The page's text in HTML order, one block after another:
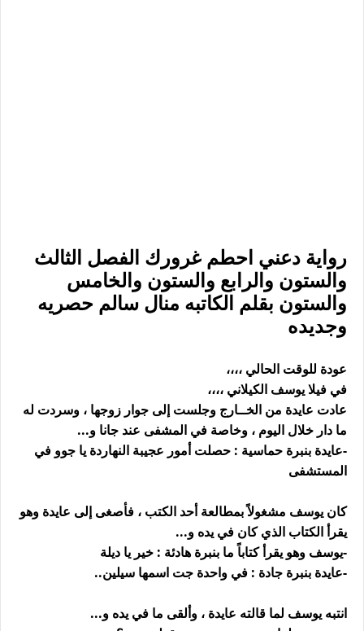
رواية دعني احطم غرورك الفصل الثالث
والستون والرابع والستون والخامس
والستون بقلم الكاتبه منال سالم حصريه
وجديده
عودة للوقت الحالي ،،،،
في فيلا يوسف الكيلاني ،،،،
عادت عايدة من الخــارج وجلست إلى جوار زوجها ، وسردت له
ما دار خلال اليوم ، وخاصة في المشفى عند جانا و...
-عايدة بنبرة حماسية : حصلت أمور عجيبة النهاردة يا جوو في
المستشفى
كان يوسف مشغولاً بمطالعة أحد الكتب ، فأصغى إلى عايدة وهو
يقرأ الكتاب الذي كان في يده و...
-يوسف وهو يقرأ كتاباً ما بنبرة هادئة : خير يا ديلة
-عايدة بنبرة جادة : في واحدة جت اسمها سيلين..
انتبه يوسف لما قالته عايدة ، وألقى ما في يده و...